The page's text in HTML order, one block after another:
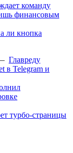
команду
финансовым
ли кнопка
Главреду
в Telegram и
турбо-страницы